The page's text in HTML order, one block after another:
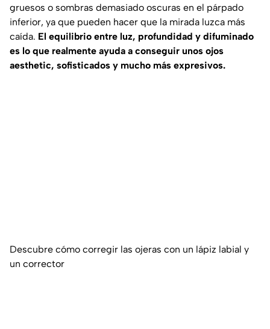
gruesos o sombras demasiado oscuras en el párpado
inferior, ya que pueden hacer que la mirada luzca más
caída. El equilibrio entre luz, profundidad y difuminado
es lo que realmente ayuda a conseguir unos ojos
aesthetic, sofisticados y mucho más expresivos.
Descubre cómo corregir las ojeras con un lápiz labial y
un corrector